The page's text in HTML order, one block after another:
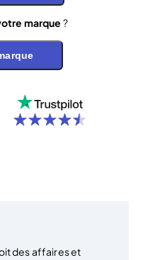
marque ?
des affaires et